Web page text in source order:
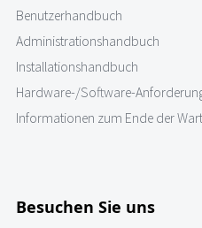
Benutzerhandbuch
Administrationshandbuch
Installationshandbuch
Hardware-/Software-
Informationen zum Ende der
Besuchen Sie uns